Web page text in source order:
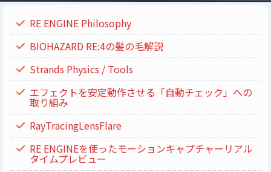
RE ENGINE Philosophy
BIOHAZARD RE:4の髪の毛解説
Strands Physics / Tools
エフェクトを安定動作させる「自動チェック」への
取り組み
RayTracingLensFlare
RE ENGINEを使ったモーションキャプチャーリアル
タイムプレビュー